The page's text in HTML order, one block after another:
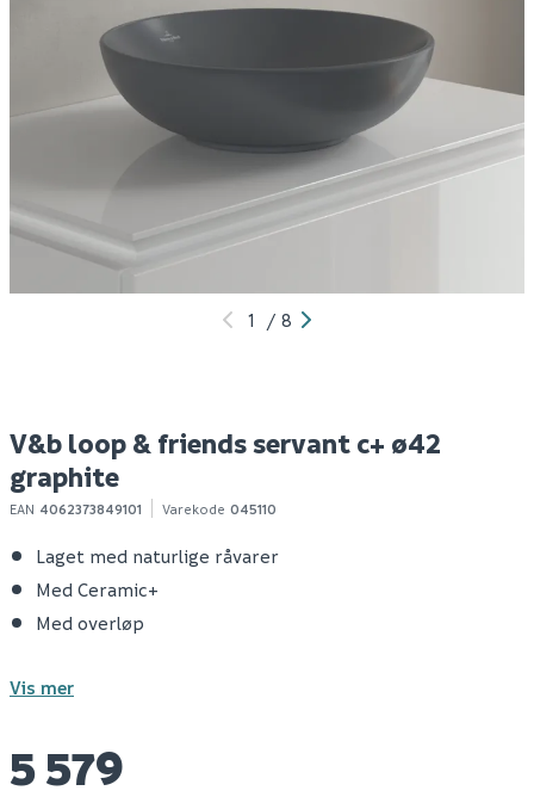
Lind design servant thin
300 matt sort
100+ stk
bunnventil 1 1/4" matt
319
1 / 8
V&b loop & friends servant c+ ø42
graphite
EAN 4062373849101 Varekode 045110
Laget med naturlige råvarer
Med Ceramic+
Med overløp
Vis mer
5 579